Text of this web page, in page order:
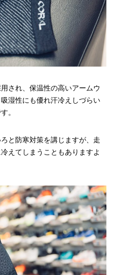
され、保温性の高いアームウ
湿性にも優れ汗冷えしづらい
。
と防寒対策を講じますが、走
えてしまうこともありますよ